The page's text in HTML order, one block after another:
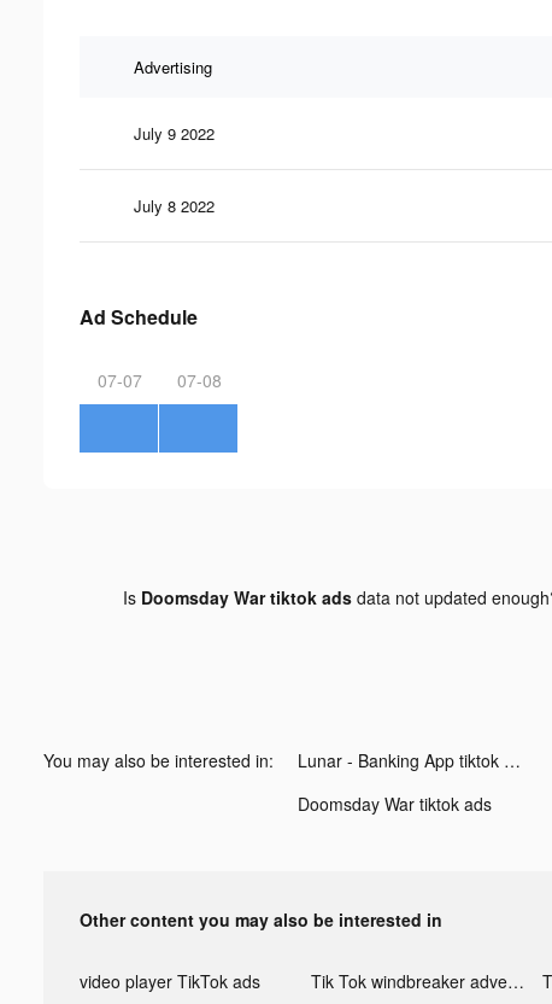
Advertising
July 9 2022
July 8 2022
Ad Schedule
07-07 07-08
Is Doomsday War tiktok adsdata not updated
You may also be interested in: Lunar - Banking App tiktok ads
Doomsday War tiktok ads
Other content you may also be interested in
video player TikTok ads Tik Tok windbreaker advertising